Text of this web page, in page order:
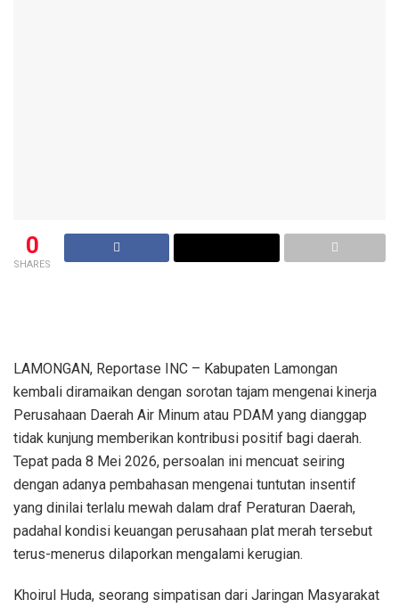
0
SHARES
LAMONGAN, Reportase INC – Kabupaten Lamongan
kembali diramaikan dengan sorotan tajam mengenai kinerja
Perusahaan Daerah Air Minum atau PDAM yang dianggap
tidak kunjung memberikan kontribusi positif bagi daerah.
Tepat pada 8 Mei 2026, persoalan ini mencuat seiring
dengan adanya pembahasan mengenai tuntutan insentif
yang dinilai terlalu mewah dalam draf Peraturan Daerah,
padahal kondisi keuangan perusahaan plat merah tersebut
terus-menerus dilaporkan mengalami kerugian.
Khoirul Huda, seorang simpatisan dari Jaringan Masyarakat